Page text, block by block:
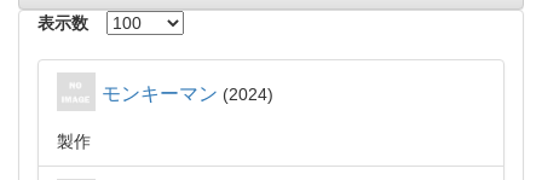
表示数
モンキーマン 2024
製作